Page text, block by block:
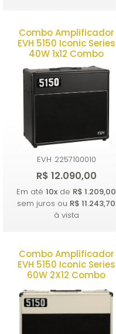
Comprar
Combo Amplificador
EVH 5150 Iconic Series
40W 1x12 Combo
EVH 2257100010
R$ 12.090,00
Comprar
Em até 10x de R$ 1.209,00
sem juros ou R$ 11.243,70
à vista
Combo Amplificador
EVH 5150 Iconic Series
60W 2X12 Combo